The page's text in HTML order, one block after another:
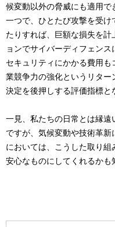
候変動以外の脅威にも適用
一つで、ひとたび攻撃を受
たりすれば、巨額な損失を
ョンでサイバーディフェンス
セキュリティにかかる費用
業競争力の強化というリタ
決定を後押しする評価指標と
一見、私たちの日常とは縁
ですが、気候変動や技術革
においては、こうした取り組
安心なものにしてくれるかも